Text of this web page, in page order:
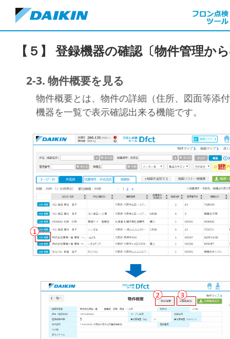
【５】 登録機器の確認〔物件管理
2-3. 物件概要を見る
物件概要とは、物件の詳細（住所、図面等添
機器を一覧で表示確認出来る機能です。